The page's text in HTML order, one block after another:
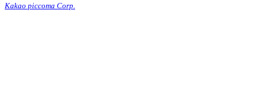
Kakao piccoma Corp.